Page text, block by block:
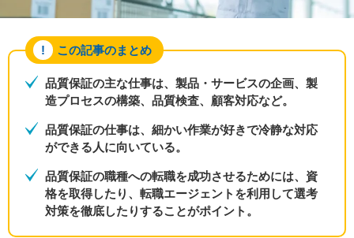
この記事のまとめ
品質保証の主な仕事は、製品・サービスの企画、製
造プロセスの構築、品質検査、顧客対応など。
品質保証の仕事は、細かい作業が好きで冷静な対応
ができる人に向いている。
品質保証の職種への転職を成功させるためには、資
格を取得したり、転職エージェントを利用して選考
対策を徹底したりすることがポイント。